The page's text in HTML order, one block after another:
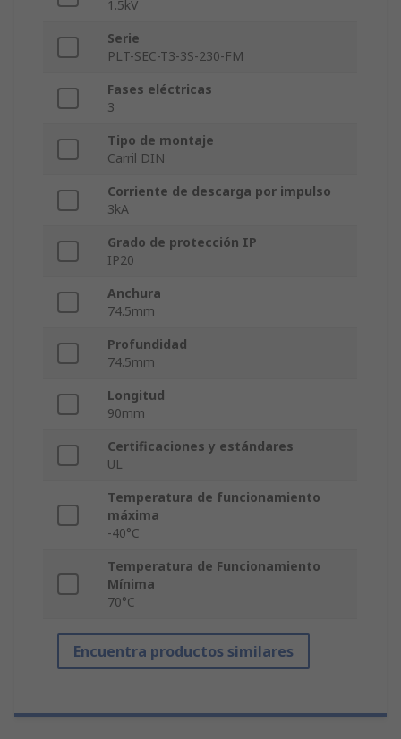
1.5kV
Serie
PLT-SEC-T3-3S-230-FM
Fases eléctricas
3
Tipo de montaje
Carril DIN
Corriente de descarga por impulso
3kA
Grado de protección IP
IP20
Anchura
74.5mm
Profundidad
74.5mm
Longitud
90mm
Certificaciones y estándares
UL
Temperatura de funcionamiento
máxima
-40°C
Temperatura de Funcionamiento
Mínima
70°C
Encuentra productos similares